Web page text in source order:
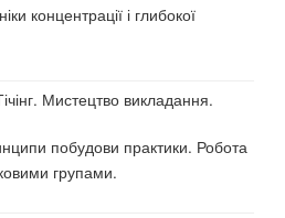
концентрації і глибокої
Мистецтво викладання.
побудови практики. Робота
групами.